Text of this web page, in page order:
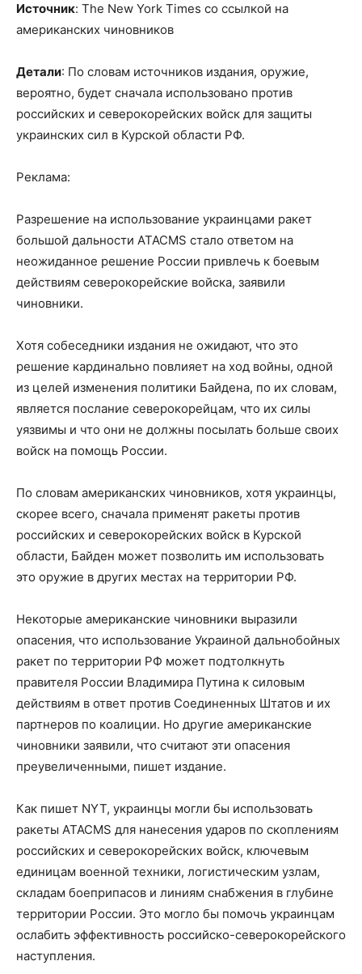
Источник: The New York Times со ссылкой на
американских чиновников
Детали: По словам источников издания, оружие,
вероятно, будет сначала использовано против
российских и северокорейских войск для защиты
украинских сил в Курской области РФ.
Реклама:
Разрешение на использование украинцами ракет
большой дальности ATACMS стало ответом на
неожиданное решение России привлечь к боевым
действиям северокорейские войска, заявили
чиновники.
Хотя собеседники издания не ожидают, что это
решение кардинально повлияет на ход войны, одной
из целей изменения политики Байдена, по их словам,
является послание северокорейцам, что их силы
уязвимы и что они не должны посылать больше своих
войск на помощь России.
По словам американских чиновников, хотя украинцы,
скорее всего, сначала применят ракеты против
российских и северокорейских войск в Курской
области, Байден может позволить им использовать
это оружие в других местах на территории РФ.
Некоторые американские чиновники выразили
опасения, что использование Украиной дальнобойных
ракет по территории РФ может подтолкнуть
правителя России Владимира Путина к силовым
действиям в ответ против Соединенных Штатов и их
партнеров по коалиции. Но другие американские
чиновники заявили, что считают эти опасения
преувеличенными, пишет издание.
Как пишет NYT, украинцы могли бы использовать
ракеты ATACMS для нанесения ударов по скоплениям
российских и северокорейских войск, ключевым
единицам военной техники, логистическим узлам,
складам боеприпасов и линиям снабжения в глубине
территории России. Это могло бы помочь украинцам
ослабить эффективность российско-северокорейского
наступления.